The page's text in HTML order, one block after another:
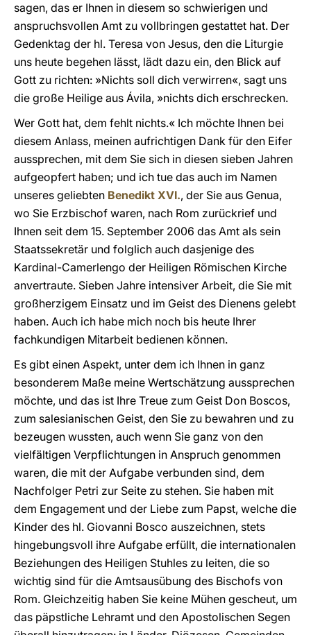
sagen, das er Ihnen in diesem so schwierigen und
anspruchsvollen Amt zu vollbringen gestattet hat. Der
Gedenktag der hl. Teresa von Jesus, den die Liturgie
uns heute begehen lässt, lädt dazu ein, den Blick auf
Gott zu richten: »Nichts soll dich verwirren«, sagt uns
die große Heilige aus Ávila, »nichts dich erschrecken.
Wer Gott hat, dem fehlt nichts.« Ich möchte Ihnen bei
diesem Anlass, meinen aufrichtigen Dank für den Eifer
aussprechen, mit dem Sie sich in diesen sieben Jahren
aufgeopfert haben; und ich tue das auch im Namen
unseres geliebten Benedikt XVI., der Sie aus Genua,
wo Sie Erzbischof waren, nach Rom zurückrief und
Ihnen seit dem 15. September 2006 das Amt als sein
Staatssekretär und folglich auch dasjenige des
Kardinal-Camerlengo der Heiligen Römischen Kirche
anvertraute. Sieben Jahre intensiver Arbeit, die Sie mit
großherzigem Einsatz und im Geist des Dienens gelebt
haben. Auch ich habe mich noch bis heute Ihrer
fachkundigen Mitarbeit bedienen können.
Es gibt einen Aspekt, unter dem ich Ihnen in ganz
besonderem Maße meine Wertschätzung aussprechen
möchte, und das ist Ihre Treue zum Geist Don Boscos,
zum salesianischen Geist, den Sie zu bewahren und zu
bezeugen wussten, auch wenn Sie ganz von den
vielfältigen Verpflichtungen in Anspruch genommen
waren, die mit der Aufgabe verbunden sind, dem
Nachfolger Petri zur Seite zu stehen. Sie haben mit
dem Engagement und der Liebe zum Papst, welche die
Kinder des hl. Giovanni Bosco auszeichnen, stets
hingebungsvoll ihre Aufgabe erfüllt, die internationalen
Beziehungen des Heiligen Stuhles zu leiten, die so
wichtig sind für die Amtsausübung des Bischofs von
Rom. Gleichzeitig haben Sie keine Mühen gescheut, um
das päpstliche Lehramt und den Apostolischen Segen